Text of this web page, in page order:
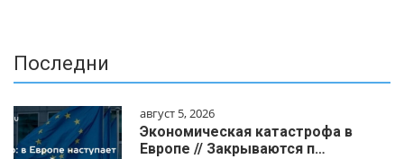
Последни
август 5, 2026
Экономическая катастрофа в
Европе // Закрываются п…